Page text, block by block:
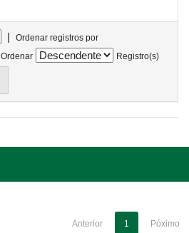
|
Ordenar registros por
Ordenar
Registro(s)
Anterior 1 Póximo